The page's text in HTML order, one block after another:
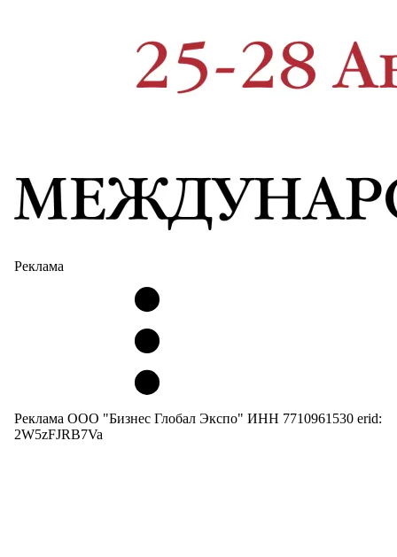
Реклама
Реклама ООО "Бизнес Глобал Экспо" ИНН 7710961530 erid:
2W5zFJRB7Va